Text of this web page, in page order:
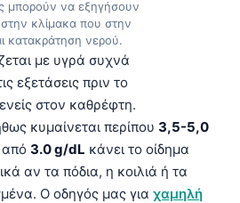
μπορούν να εξηγήσουν
κλίμακα που στην
κατακράτηση νερού.
με υγρά συχνά
εξετάσεις πριν το
στον καθρέφτη.
κυμαίνεται περίπου 3,5-5,0
από 3.0 g/dL κάνει το οίδημα
αν τα πόδια, η κοιλιά ή τα
Ο οδηγός μας για χαμηλή